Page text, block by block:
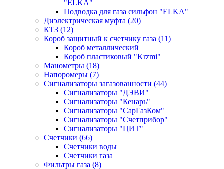
"ELKA"
Подводка для газа сильфон "ELKA"
Диэлектрическая муфта (20)
КТЗ (12)
Короб защитный к счетчику газа (11)
Короб металлический
Короб пластиковый "Krzmi"
Манометры (18)
Напоромеры (7)
Сигнализаторы загазованности (44)
Сигнализаторы "ДЭВИ"
Сигнализаторы "Кенарь"
Сигнализаторы "СарГазКом"
Сигнализаторы "Счетприбор"
Сигнализаторы "ЦИТ"
Счетчики (66)
Счетчики воды
Счетчики газа
Фильтры газа (8)